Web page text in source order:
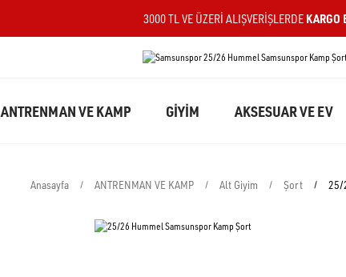
3000 TL VE ÜZERI ALIŞVERIŞLERDE KARGO
ANTRENMAN VE KAMP GİYİM AKSESUAR VE EV
Anasayfa ANTRENMAN VE KAMP Alt Giyim Şort 25/